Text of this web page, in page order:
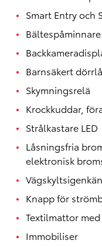
Smart Entry och
Barnsäkert
Skymningsrelä
Krockkuddar,
Strålkastare LED
Låsningsfria
elektronisk
Knapp för
Textilmattor
Immobiliser